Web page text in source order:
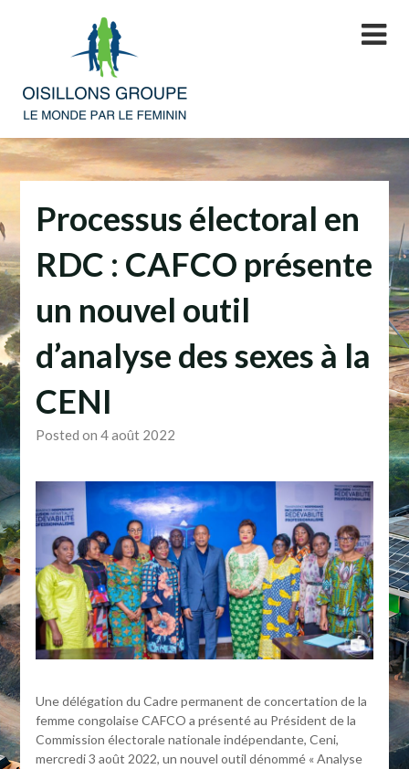
Processus électoral en
RDC : CAFCO présente
un nouvel outil
d’analyse des sexes à la
CENI
Posted on 4 août 2022
Une délégation du Cadre permanent de concertation de la
femme congolaise CAFCO a présenté au Président de la
Commission électorale nationale indépendante, Ceni,
mercredi 3 août 2022, un nouvel outil dénommé « Analyse